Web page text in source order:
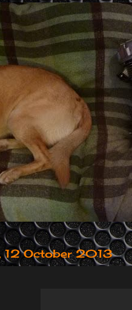
12 October 2013